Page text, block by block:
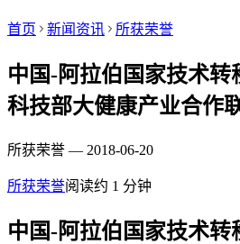
首页 新闻资讯 所获荣誉
中国-阿拉伯国家技术转
科技部大健康产业合作
所获荣誉 — 2018-06-20
所获荣誉阅读约 1 分钟
中国-阿拉伯国家技术转